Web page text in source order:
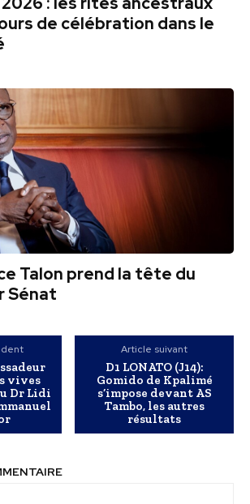
de célébration dans le
Talon prend la tête du
Sénat
vives
Dr Lidi
Article suivant
D1 LONATO (J14):
Gomido de Kpalimé
s’impose devant AS
Tambo, les autres
résultats